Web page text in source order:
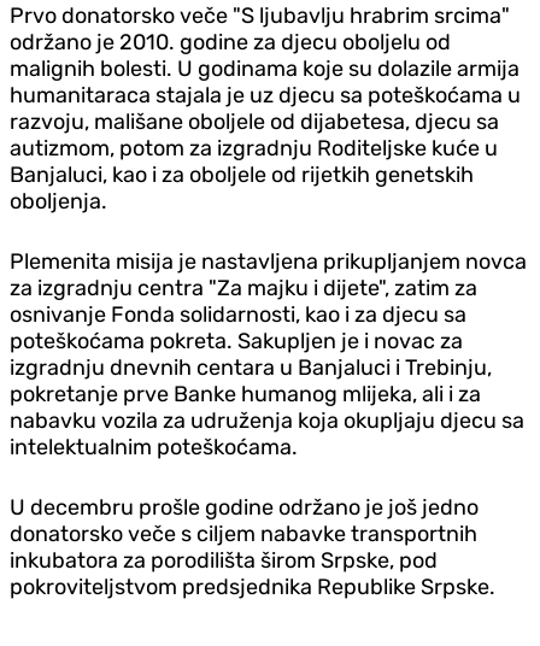
Prvo donatorsko veče "S ljubavlju hrabrim srcima"
održano je 2010. godine za djecu oboljelu od
malignih bolesti. U godinama koje su dolazile armija
humanitaraca stajala je uz djecu sa poteškoćama u
razvoju, mališane oboljele od dijabetesa, djecu sa
autizmom, potom za izgradnju Roditeljske kuće u
Banjaluci, kao i za oboljele od rijetkih genetskih
oboljenja.
Plemenita misija je nastavljena prikupljanjem novca
za izgradnju centra "Za majku i dijete", zatim za
osnivanje Fonda solidarnosti, kao i za djecu sa
poteškoćama pokreta. Sakupljen je i novac za
izgradnju dnevnih centara u Banjaluci i Trebinju,
pokretanje prve Banke humanog mlijeka, ali i za
nabavku vozila za udruženja koja okupljaju djecu sa
intelektualnim poteškoćama.
U decembru prošle godine održano je još jedno
donatorsko veče s ciljem nabavke transportnih
inkubatora za porodilišta širom Srpske, pod
pokroviteljstvom predsjednika Republike Srpske.